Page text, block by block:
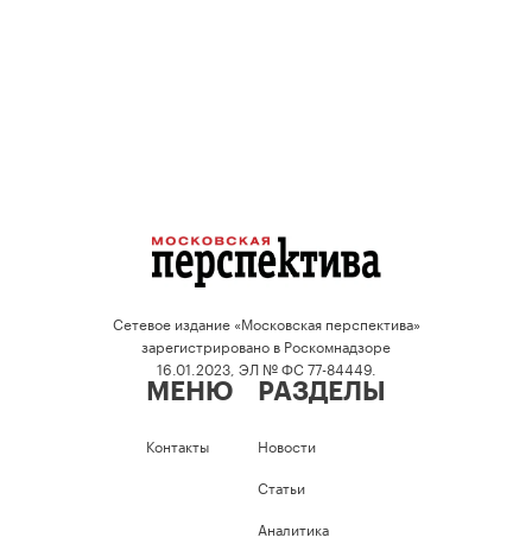
Сетевое издание «Московская перспектива»
зарегистрировано в Роскомнадзоре
16.01.2023, ЭЛ № ФС 77-84449.
МЕНЮ
Контакты
РАЗДЕЛЫ
Новости
Статьи
Аналитика